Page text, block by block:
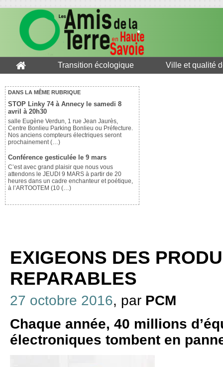
Transition écologique Ville et qualité
DANS LA MÊME RUBRIQUE
STOP Linky 74 à Annecy le samedi 8
avril à 20h30
salle Eugène Verdun, 1 rue Jean Jaurès,
Centre Bonlieu Parking Bonlieu ou Préfecture.
Nos anciens compteurs électriques seront
prochainement (…)
Conférence gesticulée le 9 mars
C’est avec grand plaisir que nous vous
attendons le JEUDI 9 MARS à partir de 20
heures dans un cadre enchanteur et poétique,
à l’ARTOOTEM (10 (…)
EXIGEONS DES
REPARABLES
27 octobre 2016, par PCM
Chaque année, 40 millions
électroniques tombent en